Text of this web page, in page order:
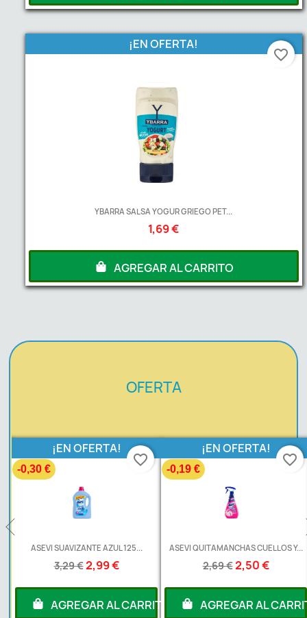
YBARRA SALSA YOGUR GRIEGO PET...
1,69 €
¡EN OFERTA!
AGREGAR AL CARRITO
favorite_border
OFERTA
ASEVI SUAVIZANTE AZUL 125...
3,29 €2,99 €
¡EN OFERTA!
-0,30 €
AGREGAR AL CARRITO
favorite_border
ASEVI QUITAMANCHAS CUELLOS Y...
2,69 €2,50 €
¡EN OFERTA!
-0,19 €
AGREGAR AL
favorite_border